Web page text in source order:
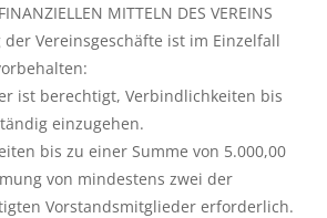
MITTELN DES VEREINS
Vereinsgeschäfte ist im Einzelfall
ist berechtigt, Verbindlichkeiten bis
einzugehen.
bis zu einer Summe von 5.000,00
von mindestens zwei der
Vorstandsmitglieder erforderlich.